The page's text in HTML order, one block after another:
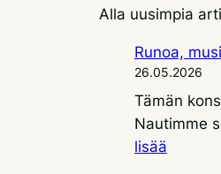
Alla uusimpia
Runoa,
26.05.2026
Tämän
Nautimme
lisää